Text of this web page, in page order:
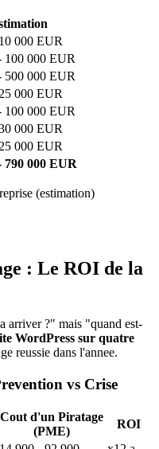
000 EUR
100 000 EUR
500 000 EUR
000 EUR
100 000 EUR
000 EUR
000 EUR
790 000 EUR
(estimation)
: Le ROI de la
arriver ?" mais "quand est-
WordPress sur quatre
reussie dans l'annee.
vs Crise
Cout d'un Piratage
(PME)
ROI